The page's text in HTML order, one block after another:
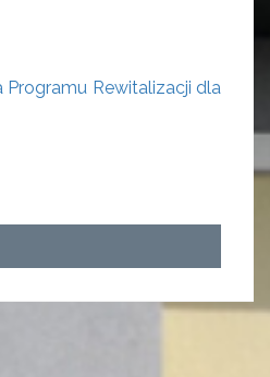
Programu Rewitalizacji dla